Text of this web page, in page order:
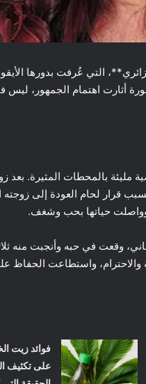
التي عُرفت بدورها
أثارت اهتمام الجمهور،
قرار لحام العودة إلى زوجته
حياتها بحب وشغف.
وقعت في حبه وأنجبت منه ثلاثة
واستطاعت الحفاظ على
فوائد زيت
على تكثيف